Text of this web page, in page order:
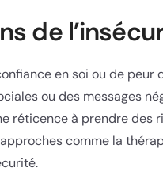
de
en soi ou de
ou des messages
réticence à prendre des
comme la